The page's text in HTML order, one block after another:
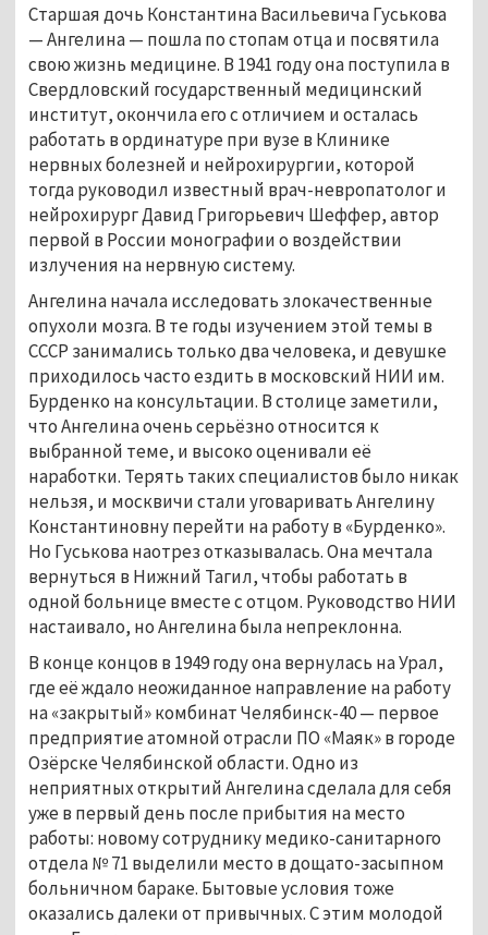
Старшая дочь Константина Васильевича Гуськова
— Ангелина — пошла по стопам отца и посвятила
свою жизнь медицине. В 1941 году она поступила в
Свердловский государственный медицинский
институт, окончила его с отличием и осталась
работать в ординатуре при вузе в Клинике
нервных болезней и нейрохирургии, которой
тогда руководил известный врач-невропатолог и
нейрохирург Давид Григорьевич Шеффер, автор
первой в России монографии о воздействии
излучения на нервную систему.
Ангелина начала исследовать злокачественные
опухоли мозга. В те годы изучением этой темы в
СССР занимались только два человека, и девушке
приходилось часто ездить в московский НИИ им.
Бурденко на консультации. В столице заметили,
что Ангелина очень серьёзно относится к
выбранной теме, и высоко оценивали её
наработки. Терять таких специалистов было никак
нельзя, и москвичи стали уговаривать Ангелину
Константиновну перейти на работу в «Бурденко».
Но Гуськова наотрез отказывалась. Она мечтала
вернуться в Нижний Тагил, чтобы работать в
одной больнице вместе с отцом. Руководство НИИ
настаивало, но Ангелина была непреклонна.
В конце концов в 1949 году она вернулась на Урал,
где её ждало неожиданное направление на работу
на «закрытый» комбинат Челябинск-40 — первое
предприятие атомной отрасли ПО «Маяк» в городе
Озёрске Челябинской области. Одно из
неприятных открытий Ангелина сделала для себя
уже в первый день после прибытия на место
работы: новому сотруднику медико-санитарного
отдела № 71 выделили место в дощато-засыпном
больничном бараке. Бытовые условия тоже
оказались далеки от привычных. С этим молодой